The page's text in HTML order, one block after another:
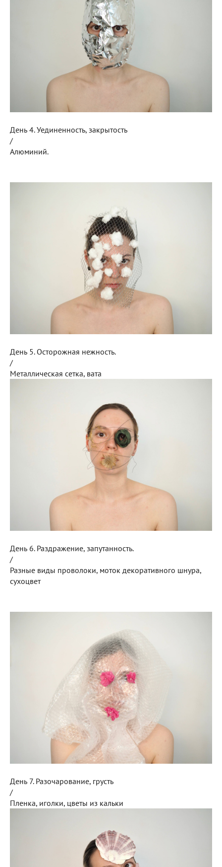
День 4. Уединенность, закрытость
/
Алюминий.
День 5. Осторожная нежность.
/
Металлическая сетка, вата
День 6. Раздражение, запутанность.
/
Разные виды проволоки, моток декоративного шнура,
сухоцвет
День 7. Разочарование, грусть
/
Пленка, иголки, цветы из кальки